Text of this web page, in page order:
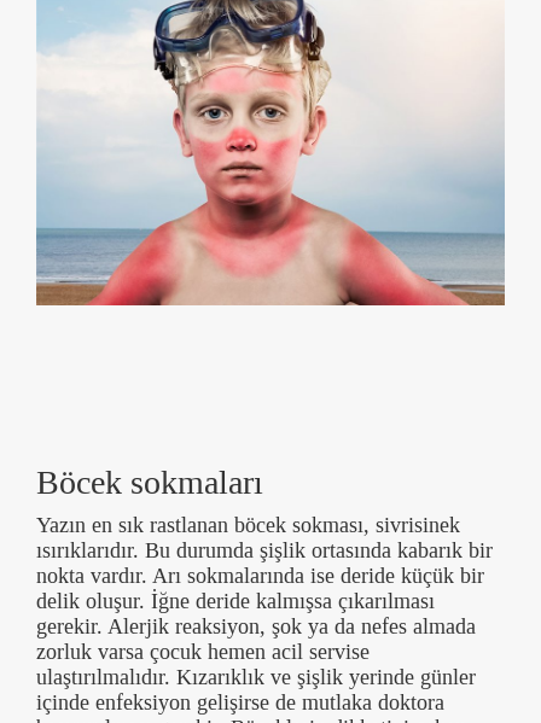
Böcek sokmaları
Yazın en sık rastlanan böcek sokması, sivrisinek
ısırıklarıdır. Bu durumda şişlik ortasında kabarık bir
nokta vardır. Arı sokmalarında ise deride küçük bir
delik oluşur. İğne deride kalmışsa çıkarılması
gerekir. Alerjik reaksiyon, şok ya da nefes almada
zorluk varsa çocuk hemen acil servise
ulaştırılmalıdır. Kızarıklık ve şişlik yerinde günler
içinde enfeksiyon gelişirse de mutlaka doktora